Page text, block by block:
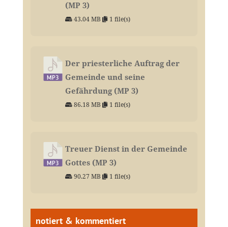
(MP 3)
43.04 MB 1 file(s)
Der priesterliche Auftrag der
Gemeinde und seine
Gefährdung (MP 3)
86.18 MB 1 file(s)
Treuer Dienst in der Gemeinde
Gottes (MP 3)
90.27 MB 1 file(s)
notiert & kommentiert